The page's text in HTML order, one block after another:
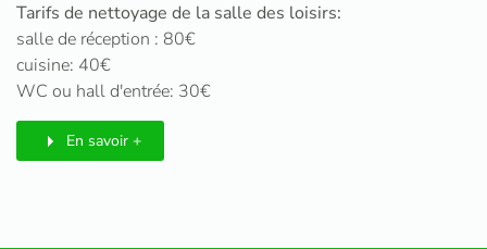
Tarifs de nettoyage de la salle des loisirs:
salle de réception : 80€
cuisine: 40€
WC ou hall d'entrée: 30€
En savoir +